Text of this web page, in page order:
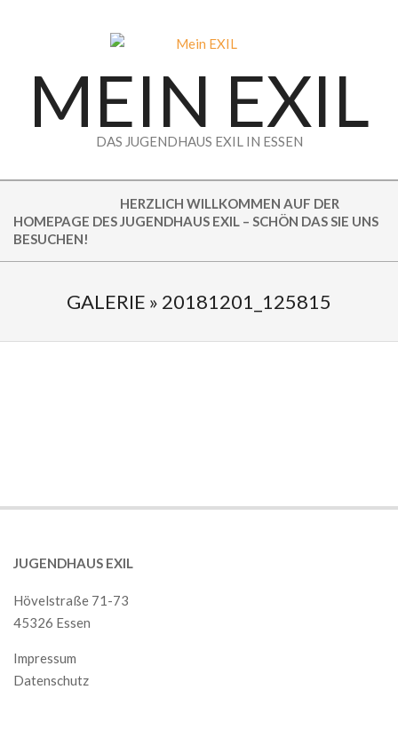
MEIN EXIL
DAS JUGENDHAUS EXIL IN ESSEN
HERZLICH WILLKOMMEN AUF DER
HOMEPAGE DES JUGENDHAUS EXIL – SCHÖN DAS SIE UNS
BESUCHEN!
GALERIE » 20181201_125815
12-
JUGENDHAUS EXIL
Hövelstraße 71-73
45326 Essen
Impressum
Datenschutz